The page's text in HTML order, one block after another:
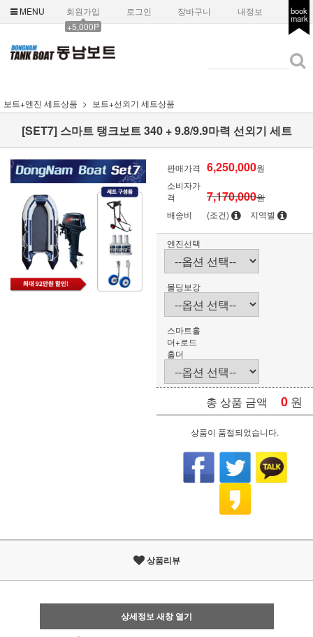
MENU
회원가입
+5,000P
로그인 장바구니 내정보 book
mark
보트+엔진 세트상품 보트+선외기 세트상품
[SET7] 스마트 탱크보트 340 + 9.8/9.9마력 선외기 세트
판매가격 6,250,000원
소비자가
격
7,170,000원
배송비
(조건) 지역별
엔진선택
몰딩보강
스마트홀
더+로드
홀더
총 상품 금액 0 원
상품이 품절되었습니다.
상품리뷰
상세정보 새창 열기